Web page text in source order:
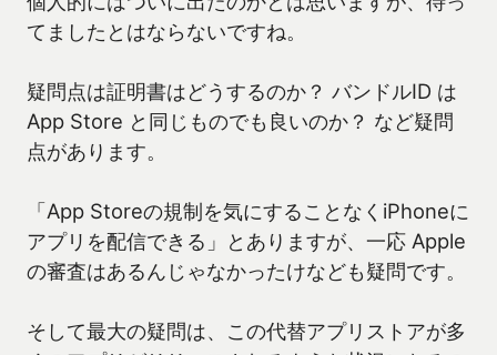
てましたとはならないですね。
疑問点は証明書はどうするのか？ バンドルID は
App Store と同じものでも良いのか？ など疑問
点があります。
「App Storeの規制を気にすることなくiPhoneに
アプリを配信できる」とありますが、一応 Apple
の審査はあるんじゃなかったけなども疑問です。
そして最大の疑問は、この代替アプリストアが多